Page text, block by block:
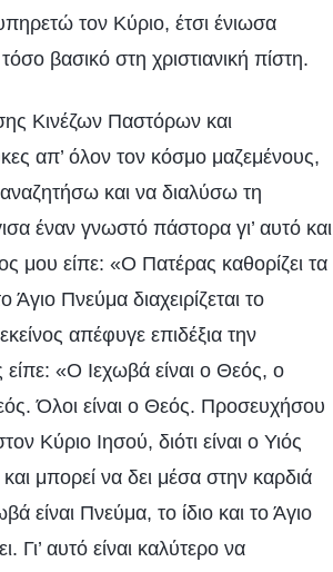
τον Κύριο, έτσι ένιωσα
βασικό στη χριστιανική πίστη.
Κινέζων Παστόρων και
απ’ όλον τον κόσμο μαζεμένους,
και να διαλύσω τη
έναν γνωστό πάστορα γι’ αυτό και
μου είπε: «Ο Πατέρας καθορίζει τα
Πνεύμα διαχειρίζεται το
απέφυγε επιδέξια την
«Ο Ιεχωβά είναι ο Θεός, ο
Όλοι είναι ο Θεός. Προσευχήσου
Κύριο Ιησού, διότι είναι ο Υιός
μπορεί να δει μέσα στην καρδιά
Πνεύμα, το ίδιο και το Άγιο
Γι’ αυτό είναι καλύτερο να